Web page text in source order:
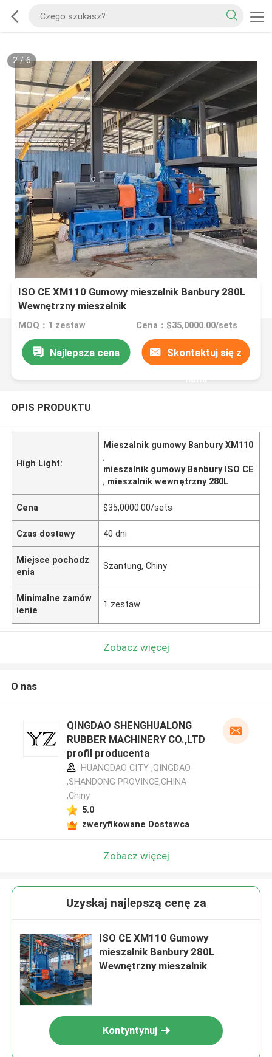
2/6
ISO CE XM110 Gumowy mieszalnik Banbury 280L
Wewnętrzny mieszalnik
MOQ：1 zestaw Cena：$35,0000.00/sets
Najlepsza cena Skontaktuj się z
nami
OPIS PRODUKTU
High Light:
Mieszalnik gumowy Banbury XM110
,
mieszalnik gumowy Banbury ISO CE
, mieszalnik wewnętrzny 280L
Cena $35,0000.00/sets
Czas dostawy 40 dni
Miejsce pochodz
enia
Szantung, Chiny
Minimalne zamów
ienie
1 zestaw
Zobacz więcej
O nas
QINGDAO SHENGHUALONG
RUBBER MACHINERY CO.,LTD
profil producenta
HUANGDAO CITY ,QINGDAO
,SHANDONG PROVINCE,CHINA
,Chiny
5.0
zweryfikowane Dostawca
Zobacz więcej
Uzyskaj najlepszą cenę za
ISO CE XM110 Gumowy
mieszalnik Banbury 280L
Wewnętrzny mieszalnik
Kontyntynuj